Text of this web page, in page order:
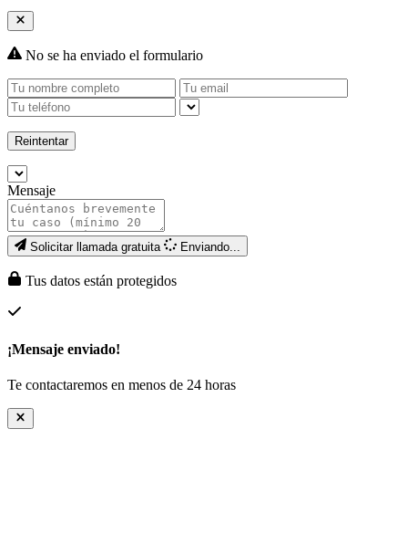
No se ha enviado el formulario
Reintentar
Mensaje
Solicitar llamada gratuita Enviando...
Tus datos están protegidos
¡Mensaje enviado!
Te contactaremos en menos de 24 horas